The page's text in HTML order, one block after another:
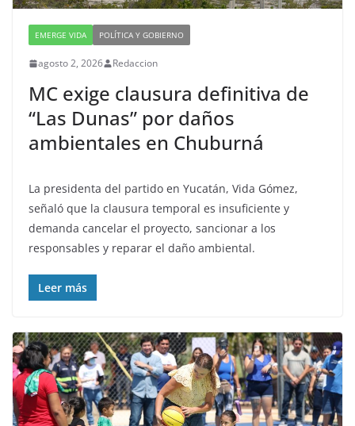
EMERGE VIDA POLÍTICA Y GOBIERNO
agosto 2, 2026 Redaccion
MC exige clausura definitiva de
“Las Dunas” por daños
ambientales en Chuburná
La presidenta del partido en Yucatán, Vida Gómez,
señaló que la clausura temporal es insuficiente y
demanda cancelar el proyecto, sancionar a los
responsables y reparar el daño ambiental.
Leer más